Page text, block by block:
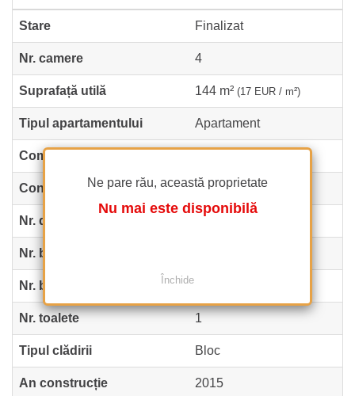
Ne pare rău, această proprietate
Nu mai este disponibilă
Închide
Stare Finalizat
Nr. camere 4
Suprafață utilă 144 m² (17 EUR / m²)
Tipul apartamentului Apartament
Compartimentare
Confort Confort 1
Nr. dormitoare
Nr. bucătării
Nr. băi
Nr. toalete 1
Tipul clădirii Bloc
An construcție 2015